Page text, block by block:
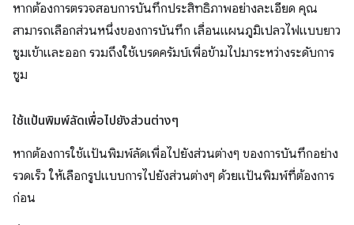
หากต้องการตรวจสอบการบันทึกประสิทธิภาพอย่างละเอียด คุณ
สามารถเลือกส่วนหนึ่งของการบันทึก เลื่อนแผนภูมิเปลวไฟแบบยาว
ซูมเข้าและออก รวมถึงใช้เบรดครัมบ์เพื่อข้ามไปมาระหว่างระดับการ
ซูม
ใช้แป้นพิมพ์ลัดเพื่อไปยังส่วนต่างๆ
หากต้องการใช้แป้นพิมพ์ลัดเพื่อไปยังส่วนต่างๆ ของการบันทึกอย่าง
รวดเร็ว ให้เลือกรูปแบบการไปยังส่วนต่างๆ ด้วยแป้นพิมพ์ที่ต้องการ
ก่อน